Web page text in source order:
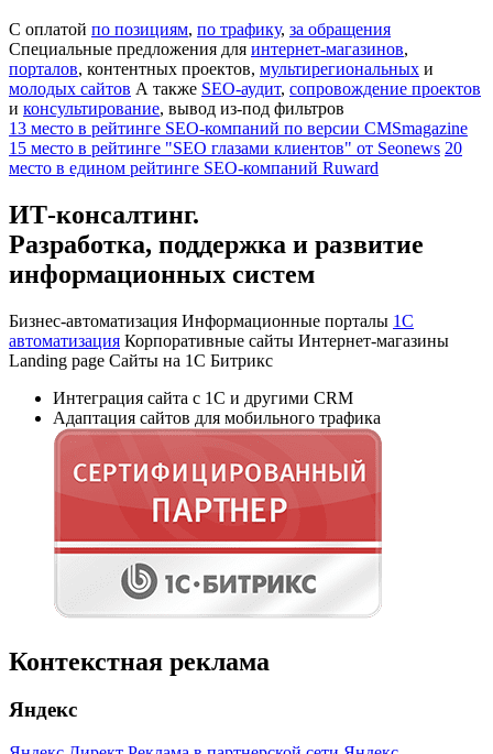
С оплатой по позициям, по трафику, за обращения
Специальные предложения для интернет-магазинов,
порталов, контентных проектов, мультирегиональных и
молодых сайтов А также SEO-аудит, сопровождение проектов
и консультирование, вывод из-под фильтров
13 место в рейтинге SEO-компаний по версии CMSmagazine
15 место в рейтинге "SEO глазами клиентов" от Seonews 20
место в едином рейтинге SEO-компаний Ruward
ИТ-консалтинг.
Разработка, поддержка и развитие
информационных систем
Бизнес-автоматизация Информационные порталы 1С
автоматизация Корпоративные сайты Интернет-магазины
Landing page Сайты на 1С Битрикс
Интеграция сайта с 1С и другими CRM
Адаптация сайтов для мобильного трафика
Контекстная реклама
Яндекс